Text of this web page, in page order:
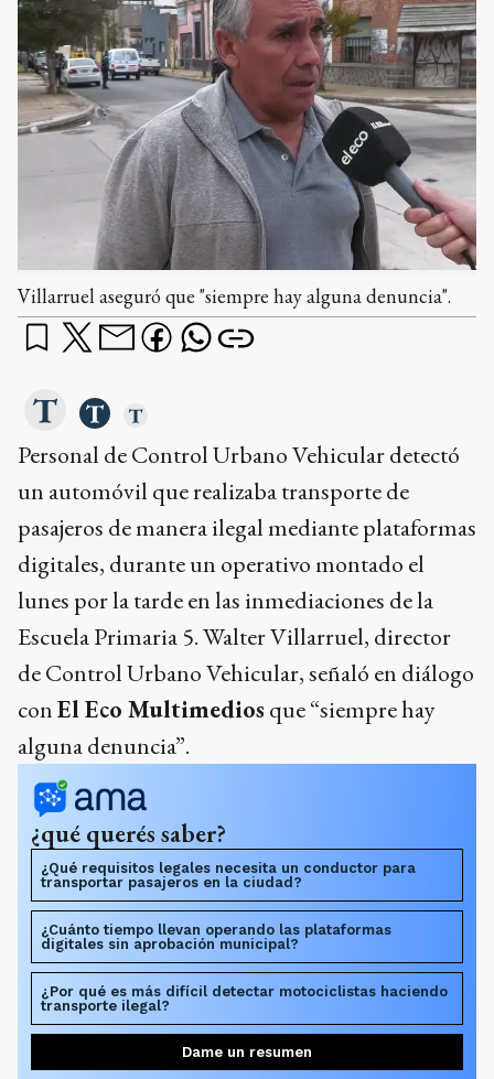
Villarruel aseguró que "siempre hay alguna denuncia".
Personal de Control Urbano Vehicular detectó
un automóvil que realizaba transporte de
pasajeros de manera ilegal mediante plataformas
digitales, durante un operativo montado el
lunes por la tarde en las inmediaciones de la
Escuela Primaria 5. Walter Villarruel, director
de Control Urbano Vehicular, señaló en diálogo
conEl Eco Multimedios que “siempre hay
alguna denuncia”.
¿qué querés saber?
¿Qué requisitos legales necesita un conductor para
transportar pasajeros en la ciudad?
¿Cuánto tiempo llevan operando las plataformas
digitales sin aprobación municipal?
¿Por qué es más difícil detectar motociclistas haciendo
transporte ilegal?
Dame un resumen